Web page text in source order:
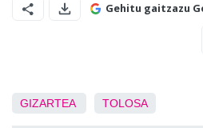
Gehitu gaitzazu
GIZARTEA TOLOSA